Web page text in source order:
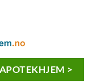
>